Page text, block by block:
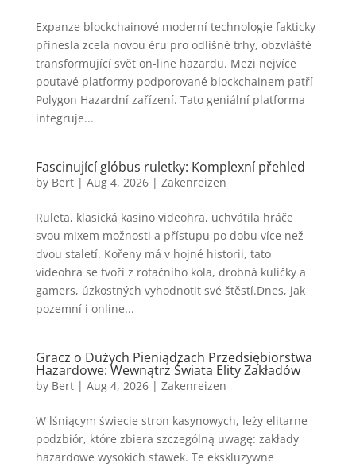
Expanze blockchainové moderní technologie fakticky
přinesla zcela novou éru pro odlišné trhy, obzvláště
transformující svět on-line hazardu. Mezi nejvíce
poutavé platformy podporované blockchainem patří
Polygon Hazardní zařízení. Tato geniální platforma
integruje...
Fascinující glóbus ruletky: Komplexní přehled
by Bert| Aug 4, 2026| Zakenreizen
Ruleta, klasická kasino videohra, uchvátila hráče
svou mixem možnosti a přístupu po dobu více než
dvou staletí. Kořeny má v hojné historii, tato
videohra se tvoří z rotačního kola, drobná kuličky a
gamers, úzkostných vyhodnotit své štěstí.Dnes, jak
pozemní i online...
Gracz o Dużych Pieniądzach Przedsiębiorstwa
Hazardowe: Wewnątrz Świata Elity Zakładów
by Bert| Aug 4, 2026| Zakenreizen
W lśniącym świecie stron kasynowych, leży elitarne
podzbiór, które zbiera szczególną uwagę: zakłady
hazardowe wysokich stawek. Te ekskluzywne